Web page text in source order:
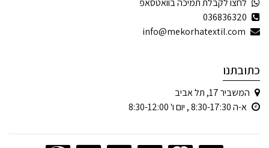
036836320
info@mekorhatextil.com
כתובתנו
המשביר 17, תל אביב
א-ה 8:30-17:30 , יום ו' 8:30-12:00